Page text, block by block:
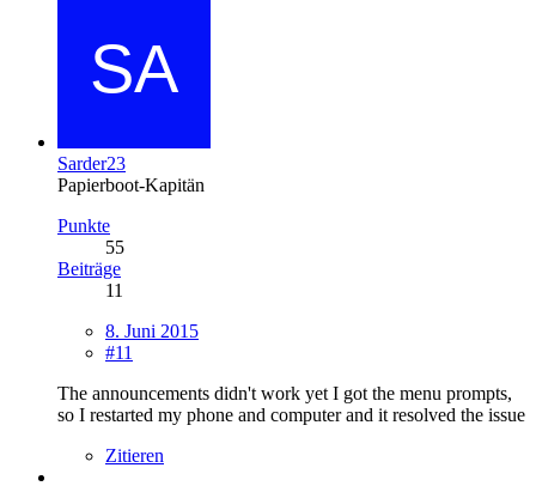
Sarder23
Papierboot-Kapitän
Punkte
55
Beiträge
11
8. Juni 2015
#11
The announcements didn't work yet I got the menu prompts,
so I restarted my phone and computer and it resolved the issue
Zitieren